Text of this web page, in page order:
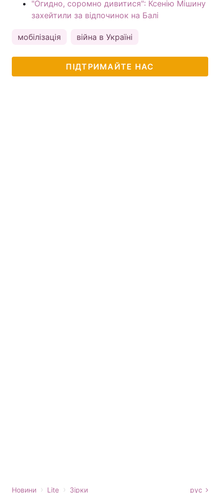
"Огидно, соромно дивитися": Ксенію Мішину
захейтили за відпочинок на Балі
мобілізація війна в Україні
ПІДТРИМАЙТЕ НАС
Новини › Lite › Зірки рус